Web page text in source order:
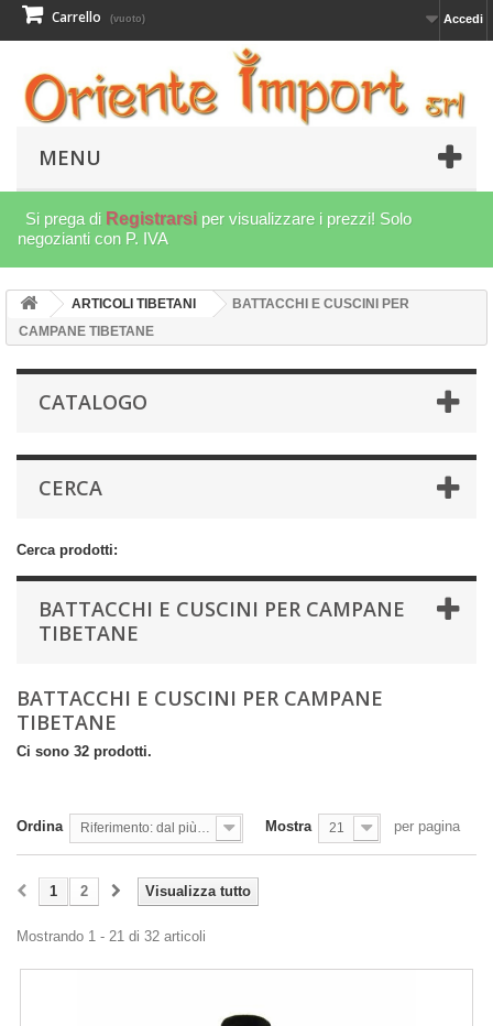
Accedi
Carrello (vuoto)
MENU
Si prega di Registrarsi per visualizzare i prezzi! Solo
negozianti con P. IVA
ARTICOLI TIBETANI
BATTACCHI E CUSCINI PER
CAMPANE TIBETANE
CATALOGO
CERCA
Cerca prodotti:
BATTACCHI E CUSCINI PER CAMPANE
TIBETANE
BATTACCHI E CUSCINI PER CAMPANE
TIBETANE
Ci sono 32 prodotti.
Ordina Mostra 21 per pagina
Visualizza tutto
1 2
Mostrando 1 - 21 di 32 articoli